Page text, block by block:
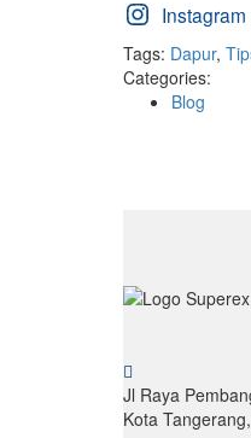
Instagram
Tags: Dapur,
Categories:
Blog
Jl Raya
Kota